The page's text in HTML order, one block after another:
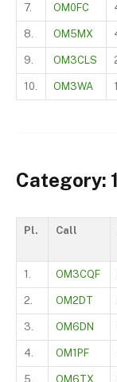
7. OM0FC
8. OM5MX
9. OM3CLS
10. OM3WA
Category:
Pl. Call
1. OM3CQF
2. OM2DT
3. OM6DN
4. OM1PF
5. OM6TX